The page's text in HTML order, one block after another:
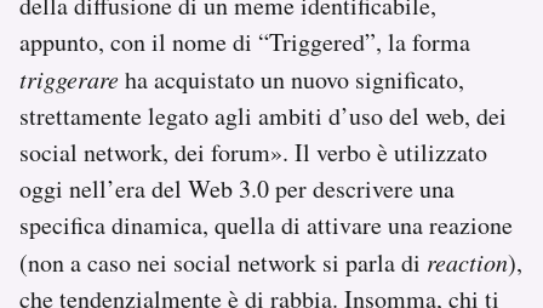
appunto, con il nome di “Triggered”, la forma
triggerareha acquistato un nuovo significato,
strettamente legato agli ambiti d’uso del web, dei
social network, dei forum». Il verbo è utilizzato
oggi nell’era del Web 3.0 per descrivere una
specifica dinamica, quella di attivare una reazione
(non a caso nei social network si parla di reaction),
che tendenzialmente è di rabbia. Insomma, chi ti